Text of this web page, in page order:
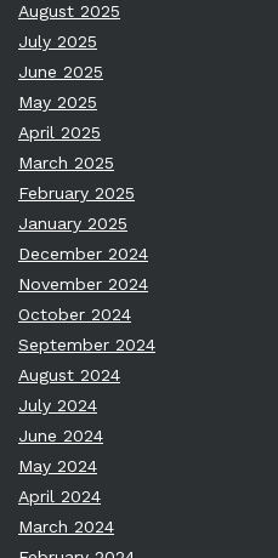
August 2025
July 2025
June 2025
May 2025
April 2025
March 2025
February 2025
January 2025
December 2024
November 2024
October 2024
September 2024
August 2024
July 2024
June 2024
May 2024
April 2024
March 2024